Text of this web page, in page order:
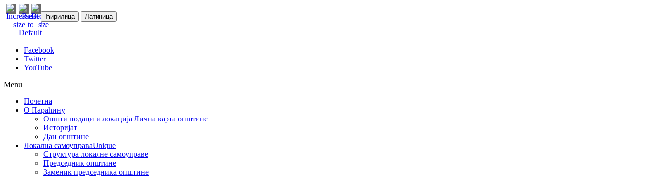
Ћирилица Латиница
Facebook
Twitter
YouTube
Menu
Почетна
О Параћину
Општи подаци и локација Лична карта општине
Историјат
Дан општине
Локална самоуправаUnique
Структура локалне самоуправе
Председник општине
Заменик председника општине